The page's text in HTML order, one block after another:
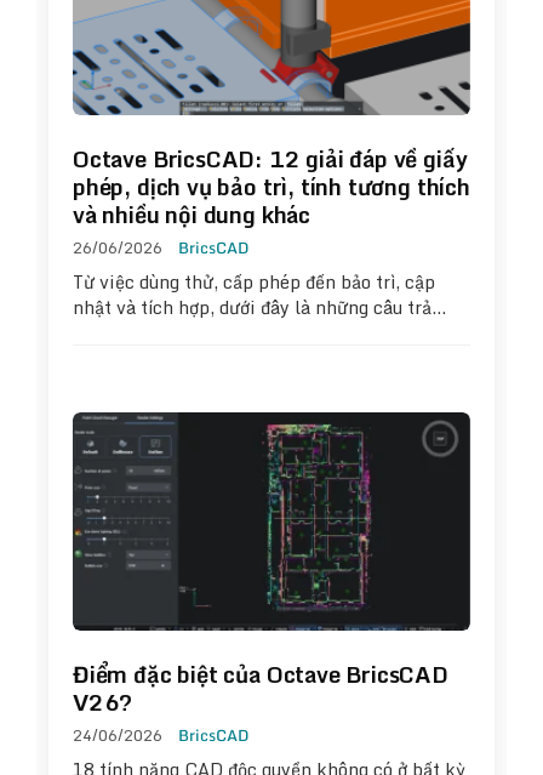
Octave BricsCAD: 12 giải đáp về giấy
phép, dịch vụ bảo trì, tính tương thích
và nhiều nội dung khác
26/06/2026 BricsCAD
Từ việc dùng thử, cấp phép đến bảo trì, cập
nhật và tích hợp, dưới đây là những câu trả…
Điểm đặc biệt của Octave BricsCAD
V26?
24/06/2026 BricsCAD
18 tính năng CAD độc quyền không có ở bất kỳ